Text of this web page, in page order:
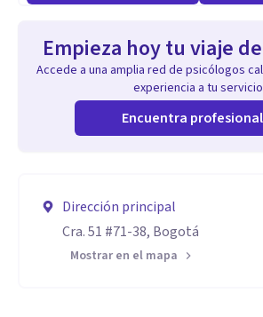
Empieza hoy tu viaje
Accede a una amplia red de psicólogos
experiencia a tu
Encuentra
Dirección principal
Cra. 51 #71-38, Bogotá
Mostrar en el mapa